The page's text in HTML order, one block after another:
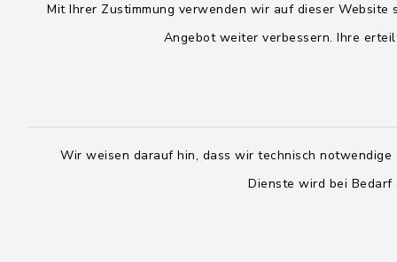
Mit Ihrer Zustimmung verwenden wir auf dieser
Angebot weiter verbessern. Ihre
Wir weisen darauf hin, dass wir technisch
Dienste wird bei